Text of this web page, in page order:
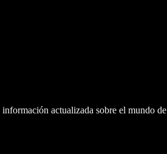
actualizada sobre el mundo de